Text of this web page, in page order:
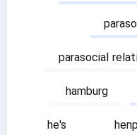
parasocial
hamburg
he's